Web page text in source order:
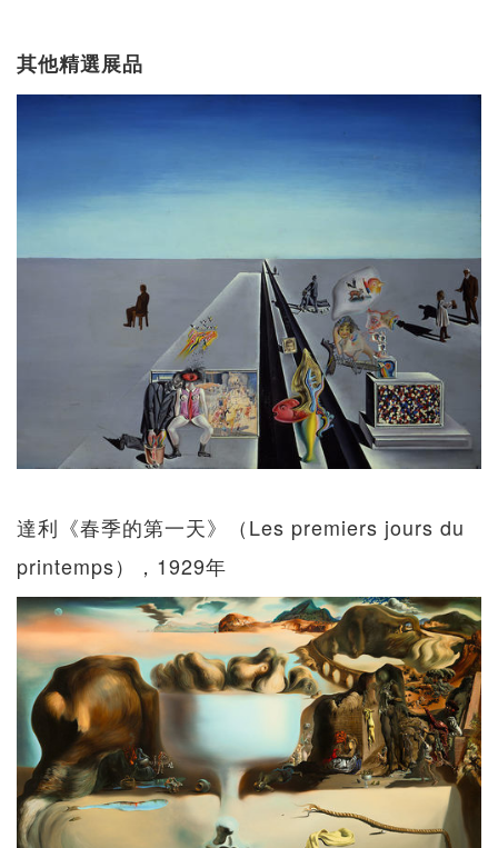
其他精選展品
達利《春季的第一天》（Les premiers jours du
printemps），1929年